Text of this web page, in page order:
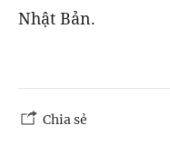
Nhật Bản.
Chia sẻ